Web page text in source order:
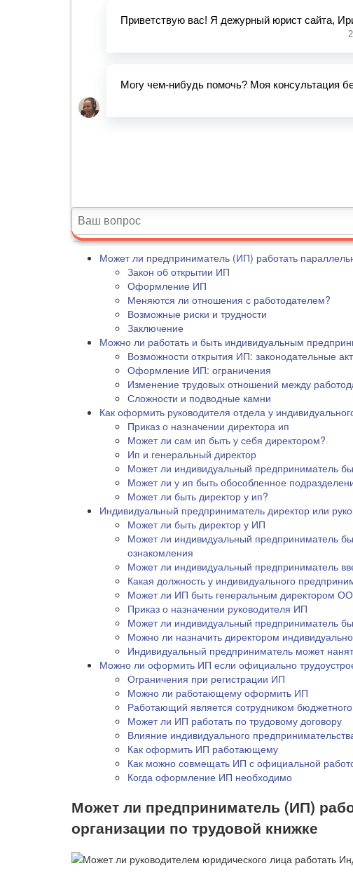
Может ли предприниматель (ИП) работать
Закон об открытии ИП
Оформление ИП
Меняются ли отношения с работодателем?
Возможные риски и трудности
Заключение
Можно ли работать и быть индивидуальным
Возможности открытия ИП: законодательные
Оформление ИП: ограничения
Изменение трудовых отношений между
Сложности и подводные камни
Как оформить руководителя отдела у
Приказ о назначении директора ип
Может ли сам ип быть у себя директором?
Ип и генеральный директор
Может ли индивидуальный предприниматель
Может ли у ип быть обособленное
Может ли быть директор у ип?
Индивидуальный предприниматель директор или
Может ли быть директор у ИП
Может ли индивидуальный предприниматель
ознакомления
Может ли индивидуальный предприниматель
Какая должность у индивидуального
Может ли ИП быть генеральным директором
Приказ о назначении руководителя ИП
Может ли индивидуальный предприниматель
Можно ли назначить директором
Индивидуальный предприниматель может
Можно ли оформить ИП если официально
Ограничения при регистрации ИП
Можно ли работающему оформить ИП
Работающий является сотрудником
Может ли ИП работать по трудовому договору
Влияние индивидуального
Как оформить ИП работающему
Как можно совмещать ИП с официальной
Когда оформление ИП необходимо
Может ли предприниматель (ИП)
организации по трудовой книжке